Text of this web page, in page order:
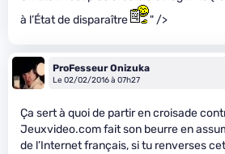
à l’État de disparaître
" />
ProFesseur Onizuka
Le 02/02/2016 à 07h27
Ça sert à quoi de partir en croisade
Jeuxvideo.com fait son beurre en
de l’Internet français, si tu renverses